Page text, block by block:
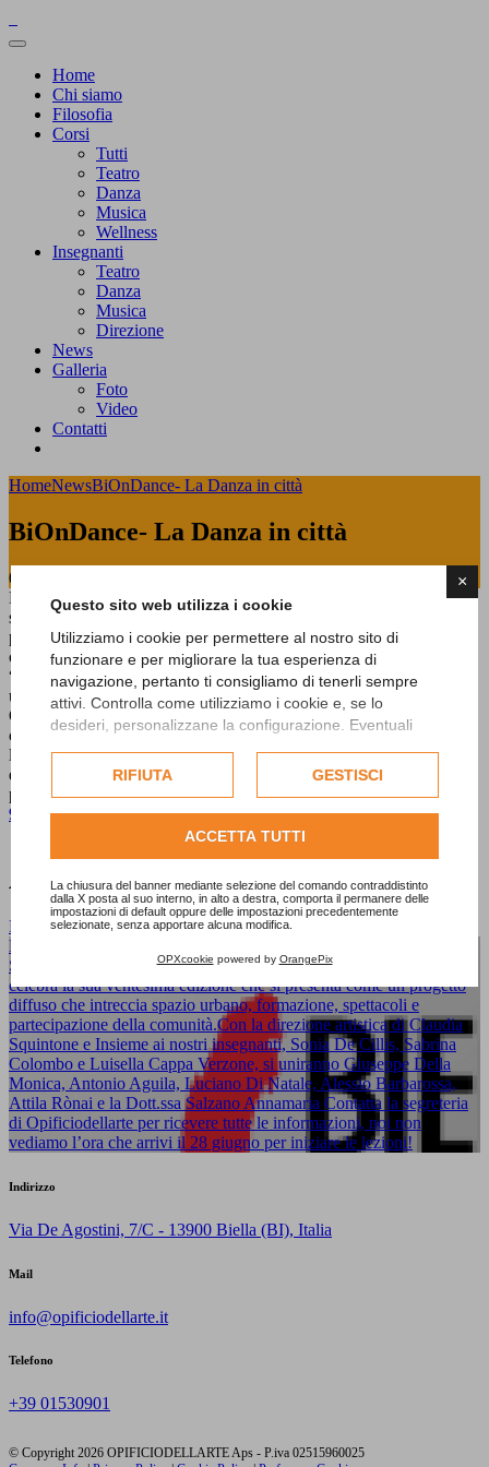
×
Questo sito web utilizza i cookie
Utilizziamo i cookie per permettere al nostro sito di
funzionare e per migliorare la tua esperienza di
navigazione, pertanto ti consigliamo di tenerli sempre
attivi. Controlla come utilizziamo i cookie e, se lo
desideri, personalizzane la configurazione. Eventuali
esclusivamente previa acquisizione del consenso
RIFIUTA GESTISCI
ACCETTA TUTTI
La chiusura del banner mediante selezione del comando contraddistinto
dalla X posta al suo interno, in alto a destra, comporta il permanere delle
impostazioni di default oppure delle impostazioni precedentemente
selezionate, senza apportare alcuna modifica.
OPXcookie powered by OrangePix
Home
Chi siamo
Filosofia
Corsi
Tutti
Teatro
Danza
Musica
Wellness
Insegnanti
Teatro
Danza
Musica
Direzione
News
Galleria
Foto
Video
Contatti
HomeNewsBiOnDance- La Danza in città
BiOnDance- La Danza in città
08 Maggio 2015
BiellaDanza quest’anno aggiunge al suo tradizionale palinsesto, di
spettacoli dal vivo e di stage dove gli allievi incontrano grandi artisti
per immergersi in una settimana interamente dedicata alla danza, un
calendario di eventi che uniscano città e cittadini sull’onda del
“movimento”: flash mob, vetrine in danza, performance di danza
urbana, defilè, concorso fotografico, per generare “energia positiva”.
Oggetto del concorso: Fotografare la danza in connessione con la
città di Biella. I giovani partecipanti sono invitati a scoprire con i
loro occhi la danza ed il movimento, quale metafora di cambiamento
e di generazione di energia positiva in opposizione della staticità
paralizzante.
9720290b-b730-8b72.pdf
Altre news
Bielladanza 2026
BiellaDanza 2026 Coming Soon
Scopri gli insegnanti di BiellaDanza 2026Lo stage BiellaDanza
celebra la sua ventesima edizione che si presenta come un progetto
diffuso che intreccia spazio urbano, formazione, spettacoli e
partecipazione della comunità.Con la direzione artistica di Claudia
Squintone e Insieme ai nostri insegnanti, Sonia De Cillis, Sabrina
Colombo e Luisella Cappa Verzone, si uniranno Giuseppe Della
Monica, Antonio Aguila, Luciano Di Natale, Alessio Barbarossa,
Attila Rònai e la Dott.ssa Salzano Annamaria Contatta la segreteria
di Opificiodellarte per ricevere tutte le informazioni, noi non
vediamo l’ora che arrivi il 28 giugno per iniziare le lezioni!
Indirizzo
Via De Agostini, 7/C - 13900 Biella (BI), Italia
Mail
info@opificiodellarte.it
Telefono
+39 01530901
© Copyright 2026 OPIFICIODELLARTE Aps - P.iva 02515960025